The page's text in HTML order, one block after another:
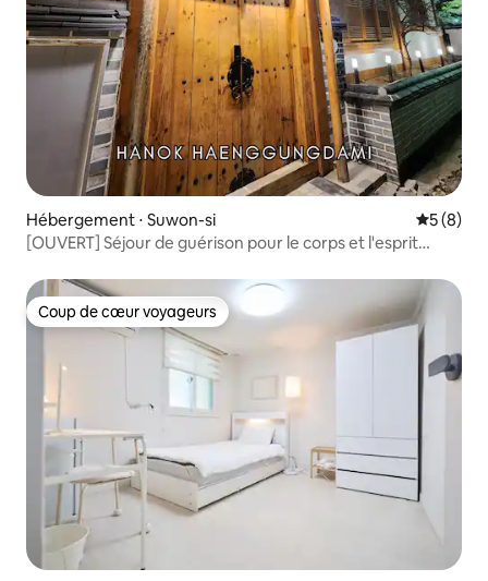
Hébergement ⋅ Suwon-si
5 (8)
[OUVERT] Séjour de guérison pour le corps et l'esprit
Coup de cœur voyageurs
Coup de cœur voyageurs